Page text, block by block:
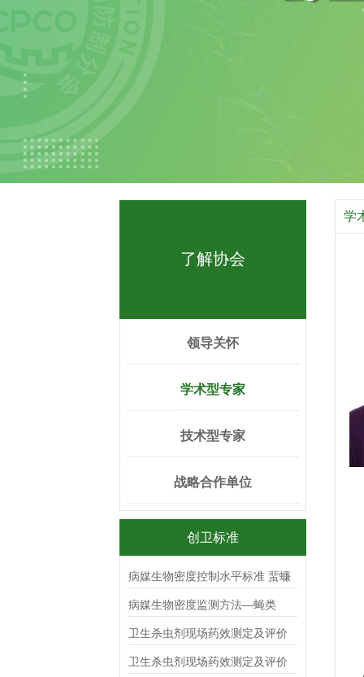
了解协会
领导关怀
学术型专家
技术型专家
战略合作单位
创卫标准
病媒生物密度控制水平标准 蜚蠊
病媒生物密度监测方法—蝇类
卫生杀虫剂现场药效测定及评价
杀蟑毒（胶）饵
卫生杀虫剂现场药效测定及评价
学